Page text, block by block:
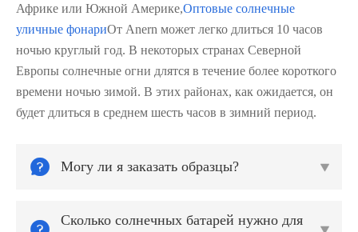
Африке или Южной Америке,Оптовые солнечные
уличные фонариОт Anern может легко длиться 10 часов
ночью круглый год. В некоторых странах Северной
Европы солнечные огни длятся в течение более короткого
времени ночью зимой. В этих районах, как ожидается, он
будет длиться в среднем шесть часов в зимний период.
 Могу ли я заказать образцы? 
Сколько солнечных батарей нужно для
